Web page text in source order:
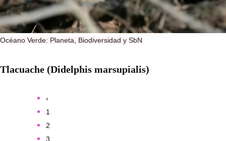
Océano Verde: Planeta, Biodiversidad y SbN
Tlacuache (Didelphis marsupialis)
‹
1
2
3